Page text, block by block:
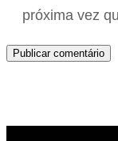
próxima vez